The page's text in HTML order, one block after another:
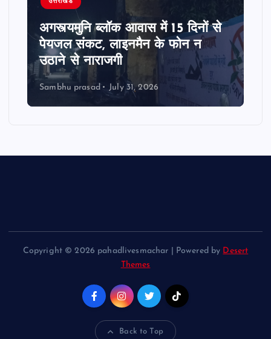
उत्तराखंड
अगस्त्यमुनि ब्लॉक आवास में 15 दिनों से
पेयजल संकट, लाइनमैन के फोन न
उठाने से नाराजगी
Sambhu prasad July 31, 2026
Copyright © 2026 pahadlivesmachar | Powered by Desert
Themes
Back to Top